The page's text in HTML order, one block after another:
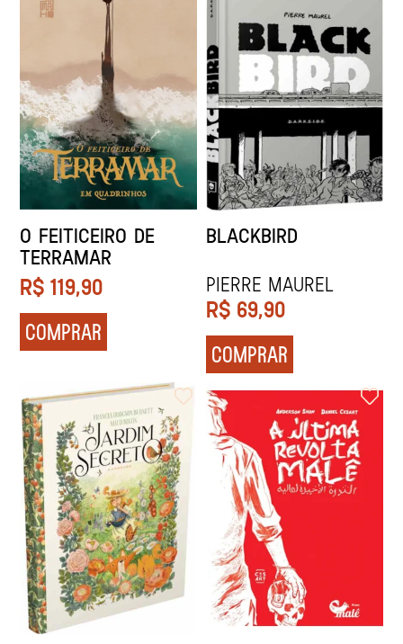
O FEITICEIRO DE
TERRAMAR
R$ 119,90
COMPRAR
BLACKBIRD
Pierre Maurel
R$ 69,90
COMPRAR